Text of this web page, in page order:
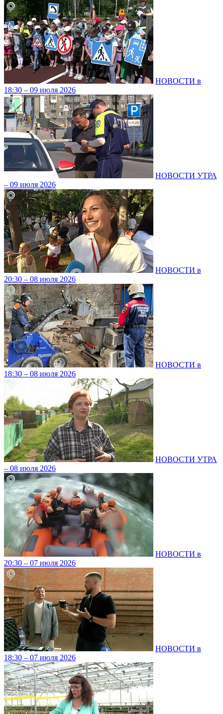
НОВОСТИ в
18:30 – 09 июля 2026
НОВОСТИ УТРА
– 09 июля 2026
НОВОСТИ в
20:30 – 08 июля 2026
НОВОСТИ в
18:30 – 08 июля 2026
НОВОСТИ УТРА
– 08 июля 2026
НОВОСТИ в
20:30 – 07 июля 2026
НОВОСТИ в
18:30 – 07 июля 2026